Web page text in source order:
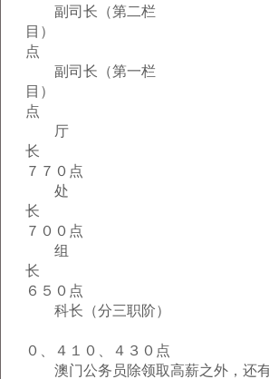
副司长（第二栏
目） ８
点
副司长（第一栏
目） ８
点
厅
７７０点
处
７００点
组
６５０点
科长（分三职阶）
３
０、４１０、４３０点
澳门公务员除领取高薪之外，还